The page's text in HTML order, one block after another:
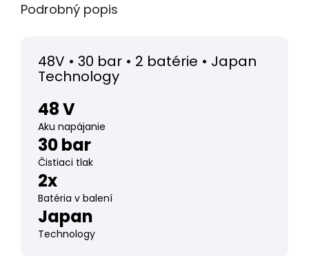
Podrobný popis
48V • 30 bar • 2 batérie • Japan
Technology
48 V
Aku napájanie
30 bar
Čistiaci tlak
2x
Batéria v balení
Japan
Technology